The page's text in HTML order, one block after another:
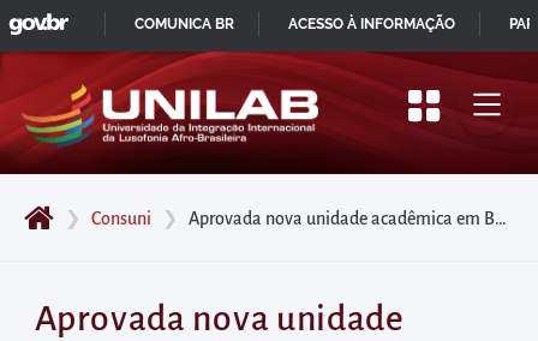
Pular
para
início
do
principal
Acessar
❯ Consuni ❯ Aprovada nova unidade acadêmica em Baturité, onde funcionará o curso de Medicina da Unilab
Aprovada nova unidade
IR
PARA
CONTEÚDO
GOVBR
COMUNICA BR ACESSO À INFORMAÇÃO